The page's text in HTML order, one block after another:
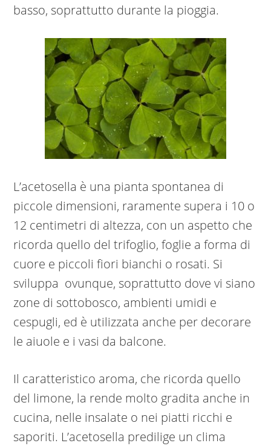
basso, soprattutto durante la pioggia.
L’acetosella è una pianta spontanea di
piccole dimensioni, raramente supera i 10 o
12 centimetri di altezza, con un aspetto che
ricorda quello del trifoglio, foglie a forma di
cuore e piccoli fiori bianchi o rosati. Si
sviluppa ovunque, soprattutto dove vi siano
zone di sottobosco, ambienti umidi e
cespugli, ed è utilizzata anche per decorare
le aiuole e i vasi da balcone.
Il caratteristico aroma, che ricorda quello
del limone, la rende molto gradita anche in
cucina, nelle insalate o nei piatti ricchi e
saporiti. L’acetosella predilige un clima